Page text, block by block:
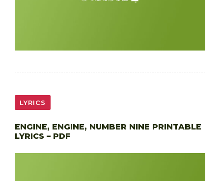
LYRICS
ENGINE, ENGINE, NUMBER NINE PRINTABLE
LYRICS – PDF